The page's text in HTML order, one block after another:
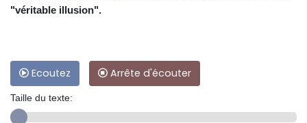
"véritable illusion".
Ecoutez Arrête d'écouter
Taille du texte: